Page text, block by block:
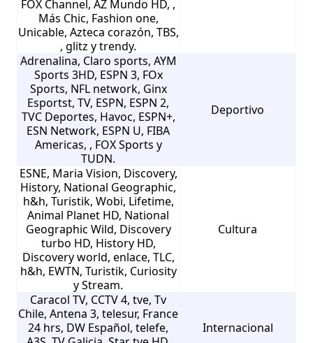
FOX Channel, AZ Mundo HD, ,
Más Chic, Fashion one,
Unicable, Azteca corazón, TBS,
, glitz y trendy.
Adrenalina, Claro sports, AYM
Sports 3HD, ESPN 3, FOx
Sports, NFL network, Ginx
Esportst, TV, ESPN, ESPN 2,
TVC Deportes, Havoc, ESPN+,
ESN Network, ESPN U, FIBA
Americas, , FOX Sports y
TUDN.
Deportivo
ESNE, Maria Vision, Discovery,
History, National Geographic,
h&h, Turistik, Wobi, Lifetime,
Animal Planet HD, National
Geographic Wild, Discovery
turbo HD, History HD,
Discovery world, enlace, TLC,
h&h, EWTN, Turistik, Curiosity
y Stream.
Cultura
Caracol TV, CCTV 4, tve, Tv
Chile, Antena 3, telesur, France
24 hrs, DW Español, telefe,
Internacional